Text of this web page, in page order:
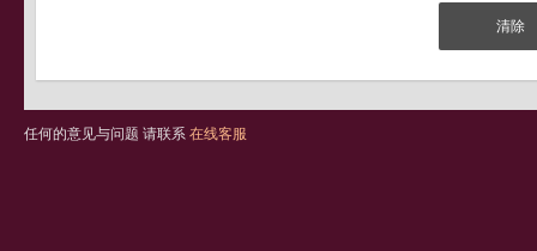
任何的意见与问题 请联系 在线客服